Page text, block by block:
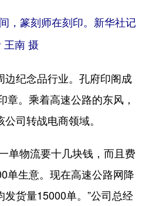
，篆刻师在刻印。 新华社记
王南 摄
纪念品行业。孔府印阁成
章。乘着高速公路的东风，
司转战电商领域。
物流要十几块钱，而且费
单生意。现在高速公路网降
货量15000单。”公司总经